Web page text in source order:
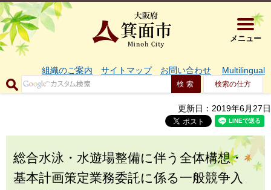
大阪府箕
メニュー
組織のご案内 サイトマップ お問い合わせ Multilingual
検索の仕方
更新日：2019年6月27日
総合水泳・水遊場整備に伴う全体構想・
基本計画策定業務委託に係る一般競争入